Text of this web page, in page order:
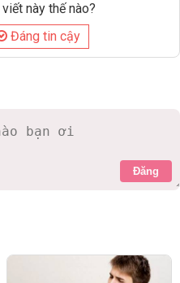
này thế nào?
Đáng tin cậy
Đăng